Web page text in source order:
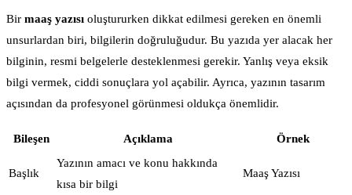
Bir maaş yazısı oluştururken dikkat edilmesi gereken en önemli
unsurlardan biri, bilgilerin doğruluğudur. Bu yazıda yer alacak her
bilginin, resmi belgelerle desteklenmesi gerekir. Yanlış veya eksik
bilgi vermek, ciddi sonuçlara yol açabilir. Ayrıca, yazının tasarım
açısından da profesyonel görünmesi oldukça önemlidir.
Bileşen Açıklama Örnek
Başlık
Yazının amacı ve konu hakkında
kısa bir bilgi
Maaş Yazısı